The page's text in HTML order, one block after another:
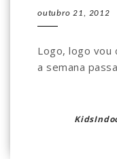
outubro 21, 2012
Logo, logo vou
a semana